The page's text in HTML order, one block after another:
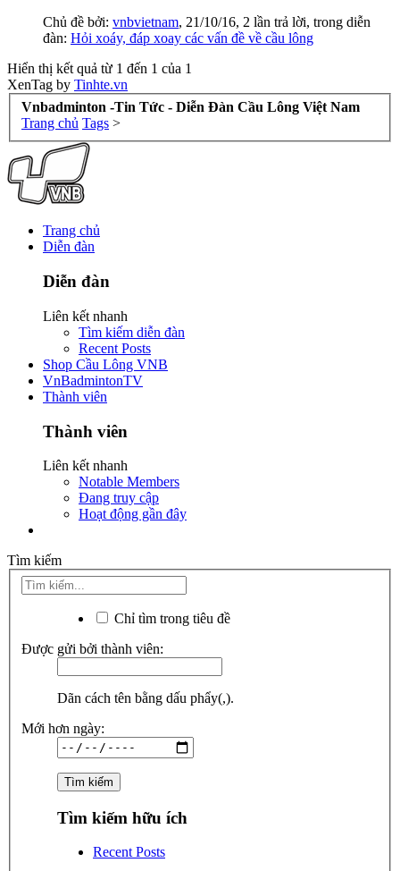
Chủ đề bởi: vnbvietnam, 21/10/16, 2 lần trả lời, trong diễn
đàn: Hỏi xoáy, đáp xoay các vấn đề về cầu lông
Hiển thị kết quả từ 1 đến 1 của 1
XenTag by Tinhte.vn
Vnbadminton -Tin Tức - Diễn Đàn Cầu Lông Việt Nam
Trang chủ Tags >
Trang chủ
Diễn đàn
Diễn đàn
Liên kết nhanh
Tìm kiếm diễn đàn
Recent Posts
Shop Cầu Lông VNB
VnBadmintonTV
Thành viên
Thành viên
Liên kết nhanh
Notable Members
Đang truy cập
Hoạt động gần đây
Tìm kiếm
Chỉ tìm trong tiêu đề
Được gửi bởi thành viên:
Dãn cách tên bằng dấu phẩy(,).
Mới hơn ngày:
Tìm kiếm hữu ích
Recent Posts